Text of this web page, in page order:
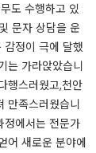
도 수행하고 있
문자 상담을 운
감정이 극에 달했
는 가라앉았습니
행스러웠고,천안
만족스러웠습니
정에서는 전문가
어 새로운 분야에